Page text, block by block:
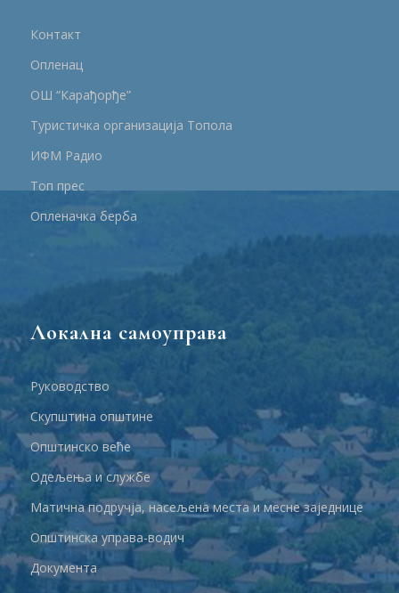
Контакт
Опленац
ОШ “Карађорђе”
Туристичка организација Топола
ИФМ Радио
Топ прес
Опленачка берба
Локална самоуправа
Руководство
Скупштина општине
Општинско веће
Одељења и службе
Матична подручја, насељена места и месне заједнице
Општинска управа-водич
Документа